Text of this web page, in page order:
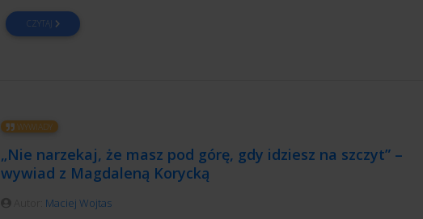
CZYTAJ
WYWIADY
„Nie narzekaj, że masz pod górę, gdy idziesz na szczyt” –
wywiad z Magdaleną Korycką
Maciej Wojtas